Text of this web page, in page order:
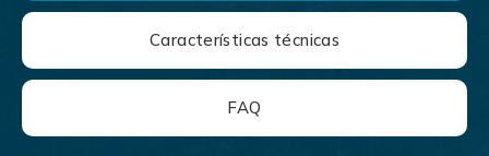
Características técnicas
FAQ